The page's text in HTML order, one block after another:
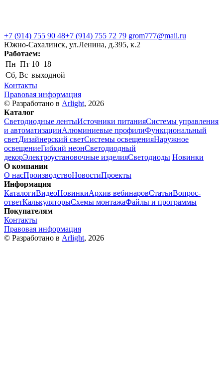
+7 (914) 755 90 48+7 (914) 755 72 79 grom777@mail.ru
Южно-Сахалинск, ул.Ленина, д.395, к.2
Работаем:
Пн–Пт 10–18
Сб, Вс выходной
Контакты
Правовая информация
© Разработано в Arlight, 2026
Каталог
Светодиодные лентыИсточники питанияСистемы управления
и автоматизацииАлюминиевые профилиФункциональный
светДизайнерский светСистемы освещенияНаружное
освещениеГибкий неонСветодиодный
декорЭлектроустановочные изделияСветодиоды Новинки
О компании
О насПроизводствоНовостиПроекты
Информация
КаталогиВидеоНовинкиАрхив вебинаровСтатьиВопрос-
ответКалькуляторыСхемы монтажаФайлы и программы
Покупателям
Контакты
Правовая информация
© Разработано в Arlight, 2026